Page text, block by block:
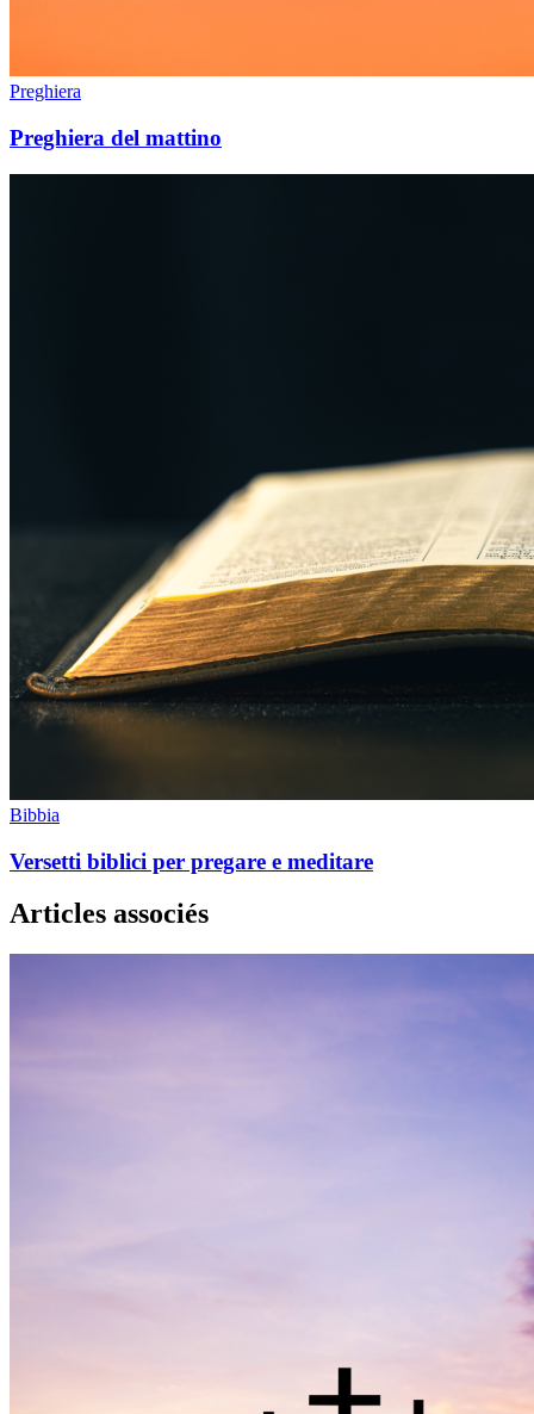
Preghiera
Preghiera del mattino
Bibbia
Versetti biblici per pregare e meditare
Articles associés